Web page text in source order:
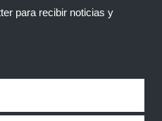
para recibir noticias y